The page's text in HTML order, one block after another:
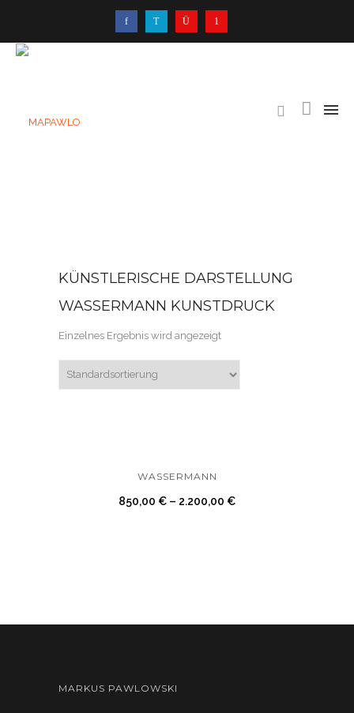
KÜNSTLERISCHE DARSTELLUNG
WASSERMANN KUNSTDRUCK
Einzelnes Ergebnis wird angezeigt
WASSERMANN
850,00 € – 2.200,00 €
MARKUS PAWLOWSKI